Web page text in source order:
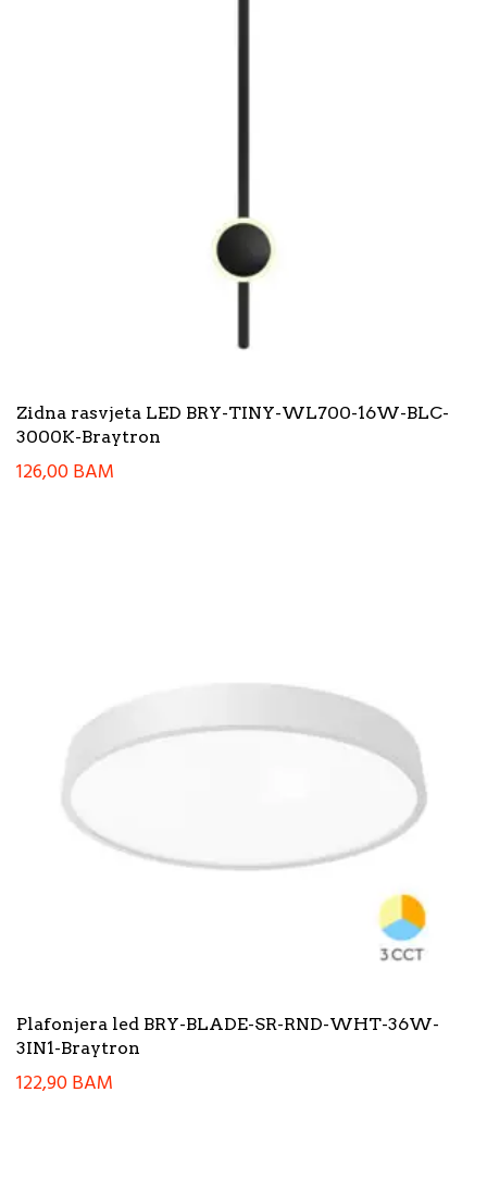
Zidna rasvjeta LED BRY-TINY-WL700-16W-BLC-
3000K-Braytron
126,00BAM
Plafonjera led BRY-BLADE-SR-RND-WHT-36W-
3IN1-Braytron
122,90BAM